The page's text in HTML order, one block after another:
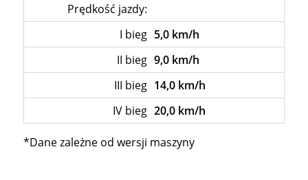
Prędkość jazdy:
I bieg 5,0 km/h
II bieg 9,0 km/h
III bieg 14,0 km/h
IV bieg 20,0 km/h
*Dane zależne od wersji maszyny